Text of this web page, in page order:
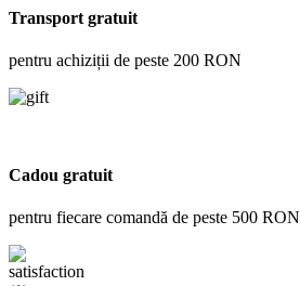
Transport gratuit
pentru achiziții de peste 200 RON
Cadou gratuit
pentru fiecare comandă de peste 500 RON